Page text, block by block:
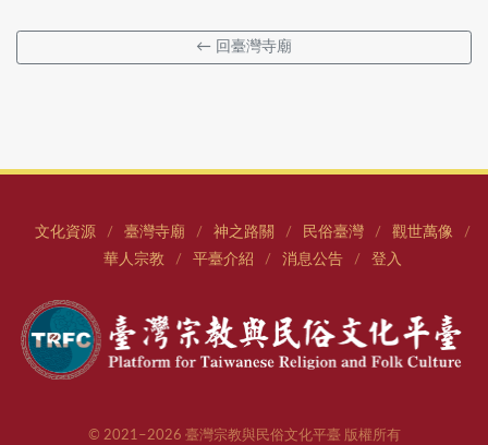
← 回臺灣寺廟
文化資源 / 臺灣寺廟 / 神之路關 / 民俗臺灣 / 觀世萬像 /
華人宗教 / 平臺介紹 / 消息公告 / 登入
© 2021–2026 臺灣宗教與民俗文化平臺 版權所有